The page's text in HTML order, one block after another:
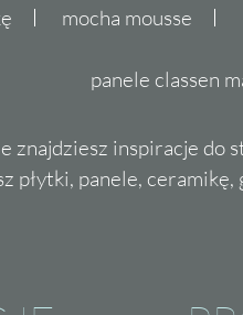
mocha mousse
panele classen
znajdziesz inspiracje do
płytki, panele,